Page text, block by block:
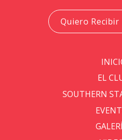
Quiero Recibir
EL
SOUTHERN